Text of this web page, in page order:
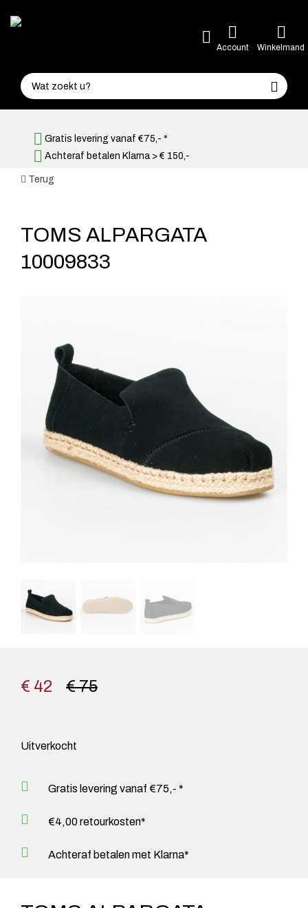
Account Winkelmand
Gratis levering vanaf €75,- *
Achteraf betalen Klarna > € 150,-
Terug
TOMS ALPARGATA
10009833
€ 75
€ 42
Uitverkocht
Gratis levering vanaf €75,- *
€4,00 retourkosten*
Achteraf betalen met Klarna*